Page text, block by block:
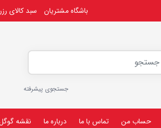
باشگاه مشتریان سبد کالای
جستجوی پیشرفته
حساب من تماس با ما درباره ما نقشه